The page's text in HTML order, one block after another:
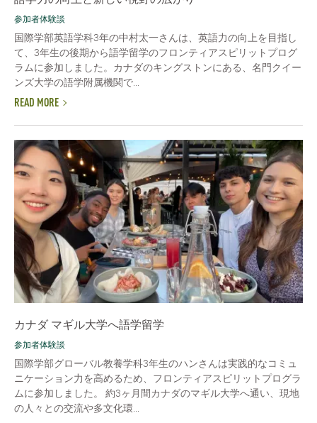
参加者体験談
国際学部英語学科3年の中村太一さんは、英語力の向上を目指し
て、3年生の後期から語学留学のフロンティアスピリットプログ
ラムに参加しました。カナダのキングストンにある、名門クイー
ンズ大学の語学附属機関で...
READ MORE
カナダ マギル大学へ語学留学
参加者体験談
国際学部グローバル教養学科3年生のハンさんは実践的なコミュ
ニケーション力を高めるため、フロンティアスピリットプログラ
ムに参加しました。 約3ヶ月間カナダのマギル大学へ通い、現地
の人々との交流や多文化環...